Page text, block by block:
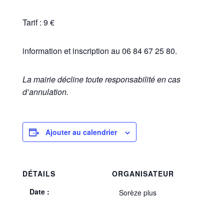
Tarif : 9 €
information et inscription au 06 84 67 25 80.
La mairie décline toute responsabilité en cas
d’annulation.
Ajouter au calendrier
DÉTAILS
Date :
ORGANISATEUR
Sorèze plus